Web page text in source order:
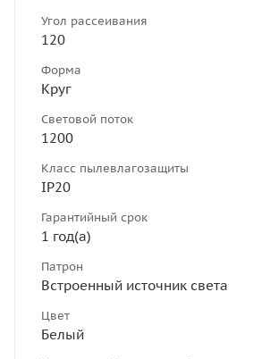
Угол рассеивания
120
Форма
Круг
Световой поток
1200
Класс пылевлагозащиты
IP20
Гарантийный срок
1 год(а)
Патрон
Встроенный источник света
Цвет
Белый